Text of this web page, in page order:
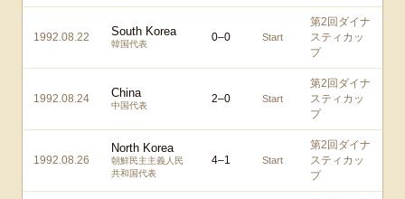
1992.08.22 South Korea
韓国代表
0–0 Start
第2回ダイナ
スティカッ
プ
1992.08.24 China
中国代表
2–0 Start
第2回ダイナ
スティカッ
プ
1992.08.26
North Korea
朝鮮民主主義人民
共和国代表
4–1 Start
第2回ダイナ
スティカッ
プ